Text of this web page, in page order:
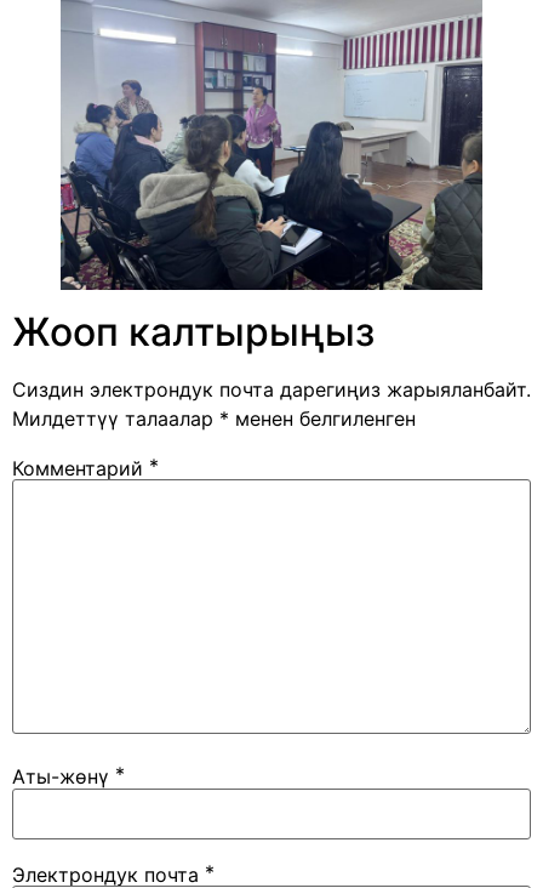
Жооп калтырыңыз
Сиздин электрондук почта дарегиңиз жарыяланбайт.
Милдеттүү талаалар * менен белгиленген
Комментарий *
Аты-жөнү *
Электрондук почта *